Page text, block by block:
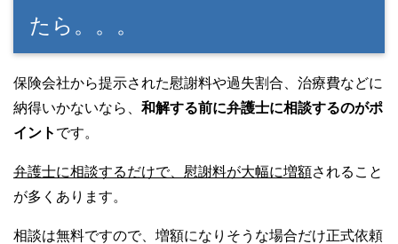
たら。。。
保険会社から提示された慰謝料や過失割合、治療費などに
納得いかないなら、 和解する前に弁護士に相談するのがポ
イント です。
弁護士に相談するだけで、慰謝料が大幅に増額されること
が多くあります。
相談は無料ですので、増額になりそうな場合だけ正式依頼